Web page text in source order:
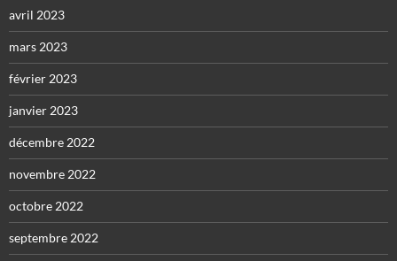
avril 2023
mars 2023
février 2023
janvier 2023
décembre 2022
novembre 2022
octobre 2022
septembre 2022